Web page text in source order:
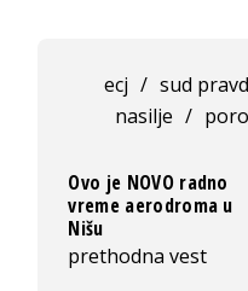
ecj / sud
nasilje /
Ovo je NOVO radno
vreme aerodroma u
Nišu
prethodna vest